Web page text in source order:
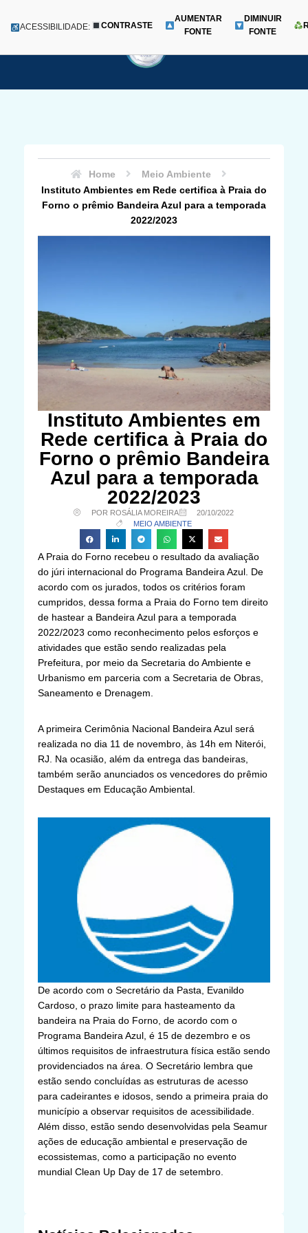
para
Menu
ACESSIBILIDADE: CONTRASTE
AUMENTAR
FONTE
DIMINUIR
FONTE
Home
Meio Ambiente
Instituto Ambientes em Rede certifica à Praia do
Forno o prêmio Bandeira Azul para a temporada
2022/2023
Instituto Ambientes em
Rede certifica à Praia do
Forno o prêmio Bandeira
Azul para a temporada
2022/2023
POR ROSÁLIA MOREIRA
20/10/2022
MEIO AMBIENTE
A Praia do Forno recebeu o resultado da avaliação
do júri internacional do Programa Bandeira Azul. De
acordo com os jurados, todos os critérios foram
cumpridos, dessa forma a Praia do Forno tem direito
de hastear a Bandeira Azul para a temporada
2022/2023 como reconhecimento pelos esforços e
atividades que estão sendo realizadas pela
Prefeitura, por meio da Secretaria do Ambiente e
Urbanismo em parceria com a Secretaria de Obras,
Saneamento e Drenagem.
A primeira Cerimônia Nacional Bandeira Azul será
realizada no dia 11 de novembro, às 14h em Niterói,
RJ. Na ocasião, além da entrega das bandeiras,
também serão anunciados os vencedores do prêmio
Destaques em Educação Ambiental.
De acordo com o Secretário da Pasta, Evanildo
Cardoso, o prazo limite para hasteamento da
bandeira na Praia do Forno, de acordo com o
Programa Bandeira Azul, é 15 de dezembro e os
últimos requisitos de infraestrutura física estão sendo
providenciados na área. O Secretário lembra que
estão sendo concluídas as estruturas de acesso
para cadeirantes e idosos, sendo a primeira praia do
município a observar requisitos de acessibilidade.
Além disso, estão sendo desenvolvidas pela Seamur
ações de educação ambiental e preservação de
ecossistemas, como a participação no evento
mundial Clean Up Day de 17 de setembro.